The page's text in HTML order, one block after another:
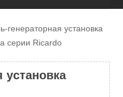
генераторная установка
серии Ricardo
установка